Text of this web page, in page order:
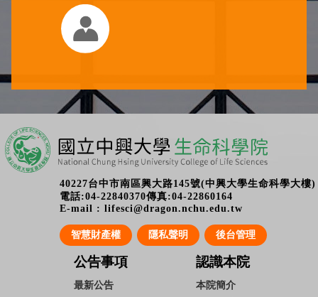
40227台中市南區興大路145號(中興大學生命科學大樓)
電話:04-22840370傳真:04-22860164
E-mail : lifesci@dragon.nchu.edu.tw
智慧財產權 隱私聲明 後台管理
公告事項
最新公告
認識本院
本院簡介